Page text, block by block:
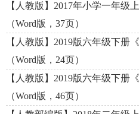
【人教版】2017年小学一年级
（Word版，37页）
【人教版】2019版六年级下册
（Word版，24页）
【人教版】2019版六年级下册
（Word版，46页）